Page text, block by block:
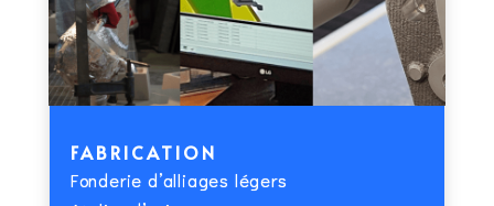
FABRICATION
Fonderie d’alliages légers